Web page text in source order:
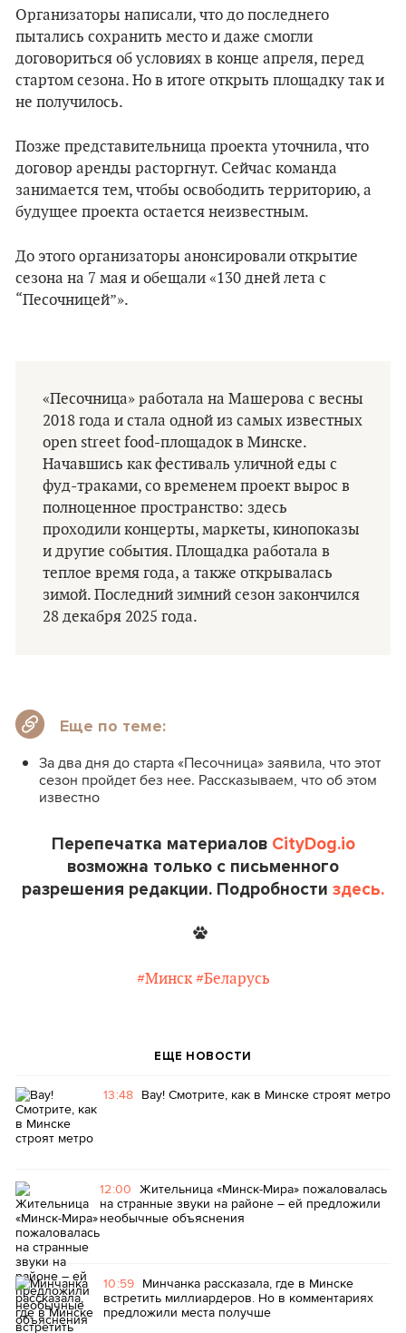
Организаторы написали, что до последнего
пытались сохранить место и даже смогли
договориться об условиях в конце апреля, перед
стартом сезона. Но в итоге открыть площадку так и
не получилось.
Позже представительница проекта уточнила, что
договор аренды расторгнут. Сейчас команда
занимается тем, чтобы освободить территорию, а
будущее проекта остается неизвестным.
До этого организаторы анонсировали открытие
сезона на 7 мая и обещали «130 дней лета с
“Песочницей”».
«Песочница» работала на Машерова с весны
2018 года и стала одной из самых известных
open street food-площадок в Минске.
Начавшись как фестиваль уличной еды с
фуд-траками, со временем проект вырос в
полноценное пространство: здесь
проходили концерты, маркеты, кинопоказы
и другие события. Площадка работала в
теплое время года, а также открывалась
зимой. Последний зимний сезон закончился
28 декабря 2025 года.
Еще по теме:
За два дня до старта «Песочница» заявила, что этот
сезон пройдет без нее. Рассказываем, что об этом
известно
Перепечатка материалов CityDog.io
возможна только с письменного
разрешения редакции. Подробности здесь.
#Минск #Беларусь
ЕЩЕ НОВОСТИ
13:48 Вау! Смотрите, как в Минске строят метро
12:00 Жительница «Минск-Мира» пожаловалась
на странные звуки на районе – ей предложили
необычные объяснения
10:59 Минчанка рассказала, где в Минске
встретить миллиардеров. Но в комментариях
предложили места получше